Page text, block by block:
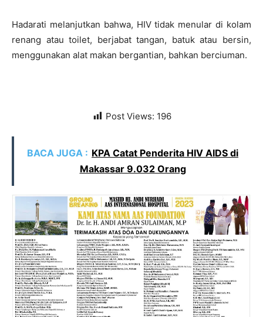
Hadarati melanjutkan bahwa, HIV tidak menular di kolam
renang atau toilet, berjabat tangan, batuk atau bersin,
menggunakan alat makan bergantian, bahkan berciuman.
Post Views: 196
BACA JUGA : KPA Catat Penderita HIV AIDS di
Makassar 9.032 Orang